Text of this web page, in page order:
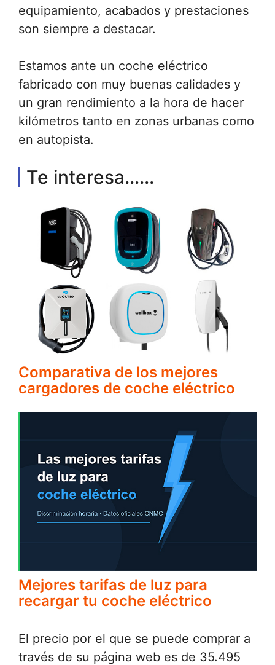
equipamiento, acabados y prestaciones
son siempre a destacar.
Estamos ante un coche eléctrico
fabricado con muy buenas calidades y
un gran rendimiento a la hora de hacer
kilómetros tanto en zonas urbanas como
en autopista.
Te interesa......
Comparativa de los mejores
cargadores de coche eléctrico
Mejores tarifas de luz para
recargar tu coche eléctrico
El precio por el que se puede comprar a
través de su página web es de 35.495